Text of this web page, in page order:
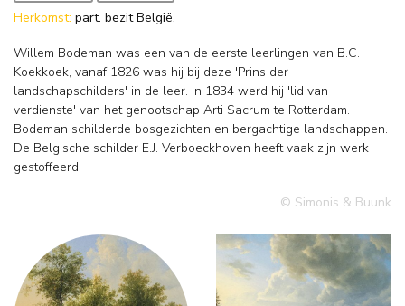
Herkomst: part. bezit België.
Willem Bodeman was een van de eerste leerlingen van B.C.
Koekkoek, vanaf 1826 was hij bij deze 'Prins der
landschapschilders' in de leer. In 1834 werd hij 'lid van
verdienste' van het genootschap Arti Sacrum te Rotterdam.
Bodeman schilderde bosgezichten en bergachtige landschappen.
De Belgische schilder E.J. Verboeckhoven heeft vaak zijn werk
gestoffeerd.
© Simonis & Buunk